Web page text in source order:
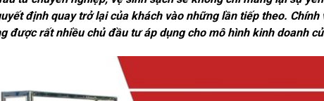
định quay trở lại của khách vào những lần tiếp theo.
được rất nhiều chủ đầu tư áp dụng cho mô hình kinh doanh